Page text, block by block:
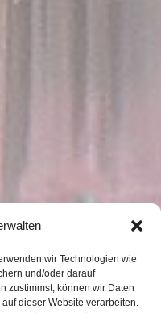
wir Technologien wie
und/oder darauf
zustimmst, können wir Daten
dieser Website verarbeiten.